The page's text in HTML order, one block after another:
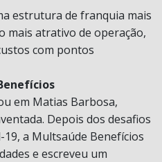
estrutura de franquia mais
mais atrativo de operação,
com pontos
em Matias Barbosa,
Depois dos desafios
19, a Multsaúde Benefícios
e escreveu um